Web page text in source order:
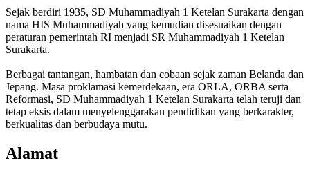
Sejak berdiri 1935, SD Muhammadiyah 1 Ketelan Surakarta dengan
nama HIS Muhammadiyah yang kemudian disesuaikan dengan
peraturan pemerintah RI menjadi SR Muhammadiyah 1 Ketelan
Surakarta.
Berbagai tantangan, hambatan dan cobaan sejak zaman Belanda dan
Jepang. Masa proklamasi kemerdekaan, era ORLA, ORBA serta
Reformasi, SD Muhammadiyah 1 Ketelan Surakarta telah teruji dan
tetap eksis dalam menyelenggarakan pendidikan yang berkarakter,
berkualitas dan berbudaya mutu.
Alamat